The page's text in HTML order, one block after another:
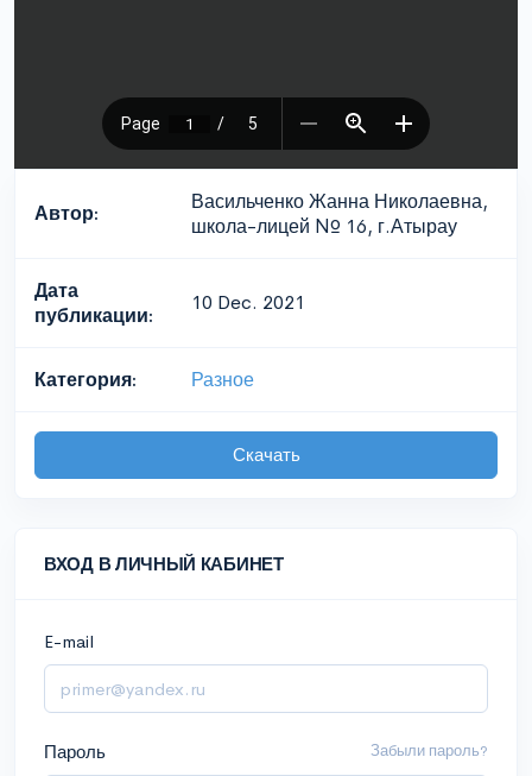
ВХОД В ЛИЧНЫЙ КАБИНЕТ
E-mail
Пароль Забыли пароль?
Автор:
Васильченко Жанна Николаевна,
школа-лицей № 16, г.Атырау
Дата
публикации:
10 Dec. 2021
Категория: Разное
Скачать